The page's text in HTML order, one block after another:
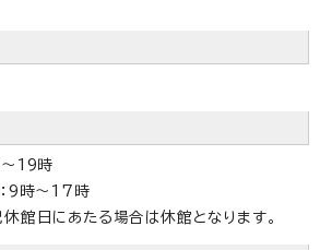
～19時
：9時～17時
館日にあたる場合は休館となります。